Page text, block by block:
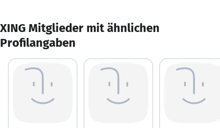
XING Mitglieder mit ähnlichen
Profilangaben